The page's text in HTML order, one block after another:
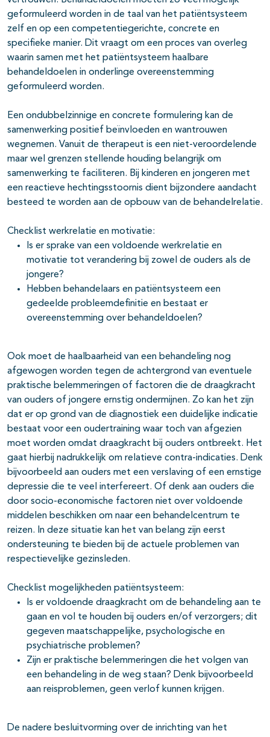
geformuleerd worden in de taal van het patiëntsysteem
zelf en op een competentiegerichte, concrete en
specifieke manier. Dit vraagt om een proces van overleg
waarin samen met het patiëntsysteem haalbare
behandeldoelen in onderlinge overeenstemming
geformuleerd worden.
Een ondubbelzinnige en concrete formulering kan de
samenwerking posi­tief beïnvloeden en wantrouwen
wegnemen. Vanuit de therapeut is een niet-veroordelende
maar wel grenzen stellende houding belangrijk om
samenwerking te faciliteren. Bij kinderen en jongeren met
een reactieve hechtingsstoornis dient bijzondere aandacht
besteed te worden aan de opbouw van de behandelrelatie.
Checklist werkrelatie en motivatie:
Is er sprake van een voldoende werkrelatie en
motivatie tot verandering bij zowel de ouders als de
jongere?
Hebben behandelaars en patiëntsysteem een
gedeelde probleemdefinitie en bestaat er
overeenstemming over behandeldoelen?
Ook moet de haalbaarheid van een behandeling nog
afgewogen worden tegen de achtergrond van eventuele
praktische belemmeringen of factoren die de draagkracht
van ouders of jongere ernstig ondermijnen. Zo kan het zijn
dat er op grond van de diagnostiek een duidelijke indicatie
bestaat voor een oudertraining waar toch van afgezien
moet worden omdat draag­kracht bij ouders ontbreekt. Het
gaat hierbij nadrukkelijk om relatieve contra-indicaties. Denk
bijvoorbeeld aan ouders met een verslaving of een ernstige
depressie die te veel interfereert. Of denk aan ouders die
door socio-economische factoren niet over voldoende
middelen beschikken om naar een behandelcentrum te
reizen. In deze situatie kan het van belang zijn eerst
ondersteuning te bieden bij de actuele problemen van
respectie­velijke gezinsleden.
Checklist mogelijkheden patiëntsysteem:
Is er voldoende draagkracht om de behandeling aan te
gaan en vol te houden bij ouders en/of verzorgers; dit
gegeven maatschappelijke, psychologische en
psychiatrische problemen?
Zijn er praktische belemmeringen die het volgen van
een behandeling in de weg staan? Denk bijvoorbeeld
aan reisproblemen, geen verlof kunnen krijgen.
De nadere besluitvorming over de inrichting van het